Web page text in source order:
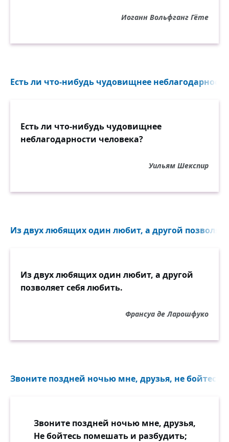
Иоганн Вольфганг Гёте
Есть ли что-нибудь чудовищнее
Есть ли что-нибудь чудовищнее
неблагодарности человека?
Уильям Шекспир
Из двух любящих один любит, а другой
Из двух любящих один любит, а другой
позволяет себя любить.
Франсуа де Ларошфуко
Звоните поздней ночью мне, друзья, не бойтесь
Звоните поздней ночью мне, друзья,
Не бойтесь помешать и разбудить;